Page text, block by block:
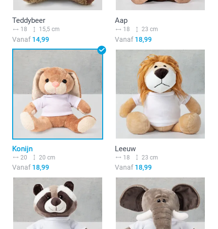
Teddybeer
18 15,5 cm
Vanaf 14,99
Aap
18 23 cm
Vanaf18,99
Konijn
20 20 cm
Vanaf 18,99
Leeuw
18 23 cm
Vanaf18,99